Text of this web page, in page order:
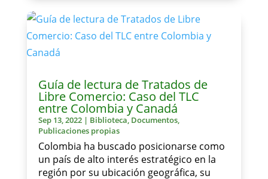
Guía de lectura de Tratados de
Libre Comercio: Caso del TLC
entre Colombia y Canadá
Sep 13, 2022| Biblioteca, Documentos,
Publicaciones propias
Colombia ha buscado posicionarse como
un país de alto interés estratégico en la
región por su ubicación geográfica, su